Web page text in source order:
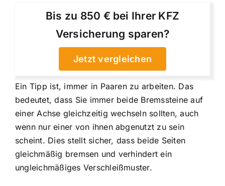
Bis zu 850 € bei Ihrer KFZ
Versicherung sparen?
Jetzt vergleichen
Ein Tipp ist, immer in Paaren zu arbeiten. Das
bedeutet, dass Sie immer beide Bremssteine auf
einer Achse gleichzeitig wechseln sollten, auch
wenn nur einer von ihnen abgenutzt zu sein
scheint. Dies stellt sicher, dass beide Seiten
gleichmäßig bremsen und verhindert ein
ungleichmäßiges Verschleißmuster.